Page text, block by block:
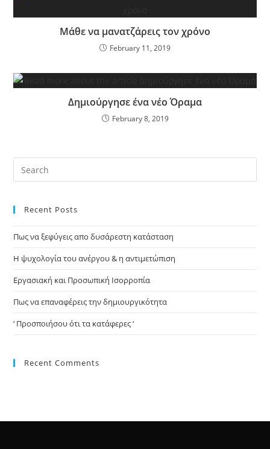
Μάθε να μανατζάρεις τον χρόνο
February 11, 2019
Δημιούργησε ένα νέο Όραμα
February 8, 2019
Recent Posts
Πως να ξεφύγεις απο δυσάρεστη κατάσταση
Η ψυχολογία του ανέργου & η αντιμετώπιση
Εργασιακή και Προσωπική Ισορροπία
Πως να επαναφέρεις την δημιουργικότητα
‘ Προσποιήσου ότι τα κατάφερες ‘
Recent Comments